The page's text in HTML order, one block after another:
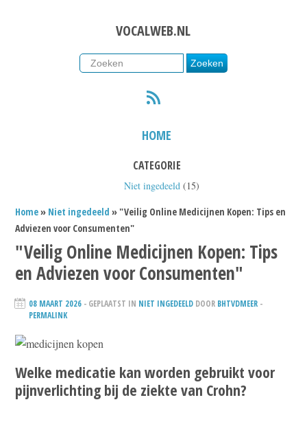
VOCALWEB.NL
HOME
CATEGORIE
Niet ingedeeld (15)
Home» Niet ingedeeld » "Veilig Online Medicijnen Kopen: Tips en
Adviezen voor Consumenten"
"Veilig Online Medicijnen Kopen: Tips
en Adviezen voor Consumenten"
08 MAART 2026 - GEPLAATST IN NIET INGEDEELD DOOR BHTVDMEER -
PERMALINK
Welke medicatie kan worden gebruikt voor
pijnverlichting bij de ziekte van Crohn?